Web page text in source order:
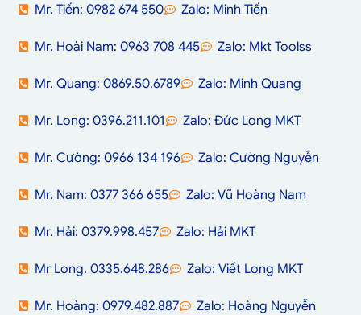
Mr. Tiến: 0982 674 550 Zalo: Minh Tiến
Mr. Hoài Nam: 0963 708 445 Zalo: Mkt Toolss
Mr. Quang: 0869.50.6789 Zalo: Minh Quang
Mr. Long: 0396.211.101 Zalo: Đức Long MKT
Mr. Cường: 0966 134 196 Zalo: Cường Nguyễn
Mr. Nam: 0377 366 655 Zalo: Vũ Hoàng Nam
Mr. Hải: 0379.998.457 Zalo: Hải MKT
Mr Long. 0335.648.286 Zalo: Viết Long MKT
Mr. Hoàng: 0979.482.887 Zalo: Hoàng Nguyễn